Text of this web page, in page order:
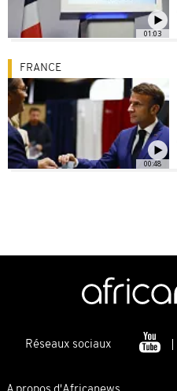
01:03
00:48
FRANCE
Réseaux sociaux